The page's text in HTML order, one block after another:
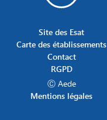
Site des Esat
Carte des établissements
Contact
RGPD
Ⓒ Aede
Mentions légales